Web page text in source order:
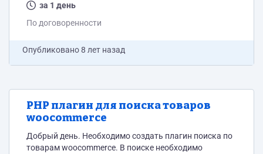
за 1 день
По договоренности
Опубликовано8 лет назад
PHP плагин для поиска товаров
woocommerce
Добрый день. Необходимо создать плагин поиска по
товарам woocommerce. В поиске необходимо